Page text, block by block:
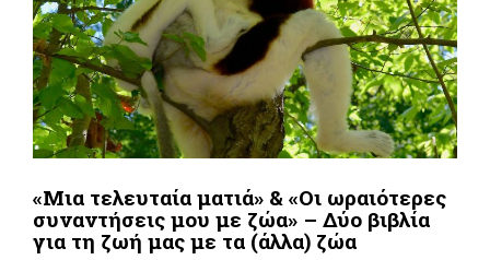
«Μια τελευταία ματιά» & «Οι ωραιότερες
συναντήσεις μου με ζώα» – Δύο βιβλία
για τη ζωή μας με τα (άλλα) ζώα